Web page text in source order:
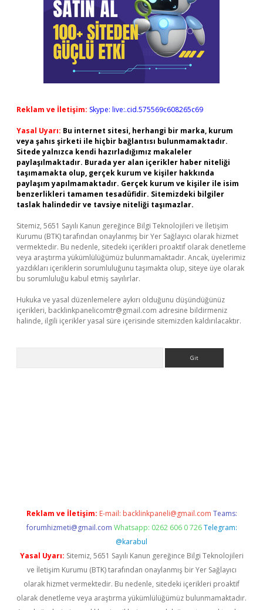
Reklam ve İletişim: Skype: live:.cid.575569c608265c69
Yasal Uyarı: Bu internet sitesi, herhangi bir marka, kurum
veya şahıs şirketi ile hiçbir bağlantısı bulunmamaktadır.
Sitede yalnızca kendi hazırladığımız makaleler
paylaşılmaktadır. Burada yer alan içerikler haber niteliği
taşımamakta olup, gerçek kurum ve kişiler hakkında
paylaşım yapılmamaktadır. Gerçek kurum ve kişiler ile isim
benzerlikleri tamamen tesadüfidir. Sitemizdeki bilgiler
taslak halindedir ve tavsiye niteliği taşımazlar.
Sitemiz, 5651 Sayılı Kanun gereğince Bilgi Teknolojileri ve İletişim
Kurumu (BTK) tarafından onaylanmış bir Yer Sağlayıcı olarak hizmet
vermektedir. Bu nedenle, sitedeki içerikleri proaktif olarak denetleme
veya araştırma yükümlülüğümüz bulunmamaktadır. Ancak, üyelerimiz
yazdıkları içeriklerin sorumluluğunu taşımakta olup, siteye üye olarak
bu sorumluluğu kabul etmiş sayılırlar.
Hukuka ve yasal düzenlemelere aykırı olduğunu düşündüğünüz
içerikleri, backlinkpanelicomtr@gmail.com adresine bildirmeniz
halinde, ilgili içerikler yasal süre içerisinde sitemizden kaldırılacaktır.
Reklam ve İletişim: E-mail: backlinkpaneli@gmail.com Teams:
forumhizmeti@gmail.com Whatsapp: 0262 606 0 726 Telegram:
@karabul
Yasal Uyarı: Sitemiz, 5651 Sayılı Kanun gereğince Bilgi Teknolojileri
ve İletişim Kurumu (BTK) tarafından onaylanmış bir Yer Sağlayıcı
olarak hizmet vermektedir. Bu nedenle, sitedeki içerikleri proaktif
olarak denetleme veya araştırma yükümlülüğümüz bulunmamaktadır.